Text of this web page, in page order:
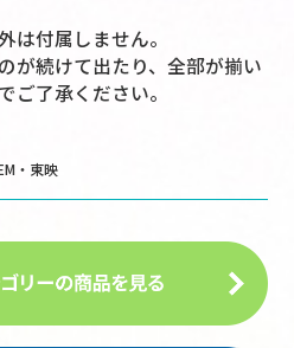
付属しません。
が続けて出たり、全部が揃い
ご了承ください。
・東映